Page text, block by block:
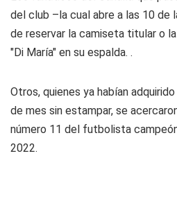
del club –la cual abre a las 10 de
de reservar la camiseta titular o
"Di María" en su espalda. .
Otros, quienes ya habían
de mes sin estampar, se
número 11 del futbolista
2022.